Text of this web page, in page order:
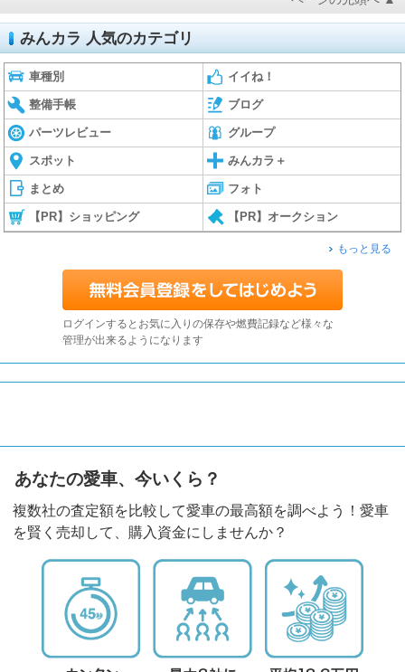
みんカラ 人気のカテゴリ
車種別 イイね！
整備手帳 ブログ
パーツレビュー グループ
スポット みんカラ＋
まとめ フォト
【PR】ショッピング 【PR】オークション
もっと見る
ログインするとお気に入りの保存や燃費記録など様々な
管理が出来るようになります
あなたの愛車、今いくら？
複数社の査定額を比較して愛車の最高額を調べよう！愛車
を賢く売却して、購入資金にしませんか？